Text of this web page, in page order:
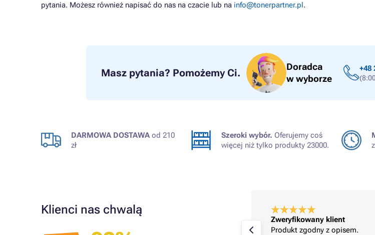
pytania. Możesz również napisać do nas na czacie lub na info@tonerpartner.pl.
Masz pytania? Pomożemy Ci.
Doradca
w wyborze
+48
DARMOWA DOSTAWA od 210
zł
Szeroki wybór. Oferujemy coś
więcej niż tylko produkty 23000.
Klienci nas chwalą
Zweryfikowany klient
Tonery OK!
Zweryfikowany klient
Produkt zgodny z opisem.